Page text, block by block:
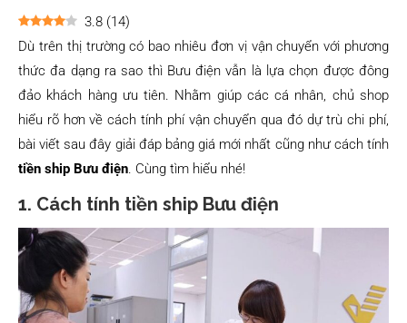
3.8 (14)
Dù trên thị trường có bao nhiêu đơn vị vận chuyển với phương
thức đa dạng ra sao thì Bưu điện vẫn là lựa chọn được đông
đảo khách hàng ưu tiên. Nhằm giúp các cá nhân, chủ shop
hiểu rõ hơn về cách tính phí vận chuyển qua đó dự trù chi phí,
bài viết sau đây giải đáp bảng giá mới nhất cũng như cách tính
tiền ship Bưu điện. Cùng tìm hiểu nhé!
1. Cách tính tiền ship Bưu điện